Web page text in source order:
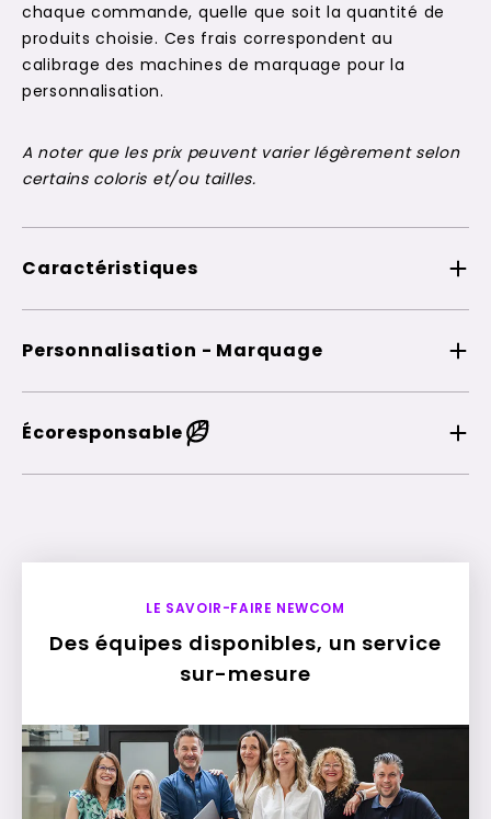
chaque commande, quelle que soit la quantité de
produits choisie. Ces frais correspondent au
calibrage des machines de marquage pour la
personnalisation.
A noter que les prix peuvent varier légèrement selon
certains coloris et/ou tailles.
Caractéristiques
Personnalisation - Marquage
Écoresponsable
LE SAVOIR-FAIRE NEWCOM
Des équipes disponibles, un service
sur-mesure